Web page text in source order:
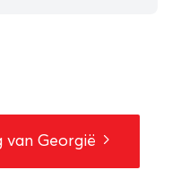
van Georgië